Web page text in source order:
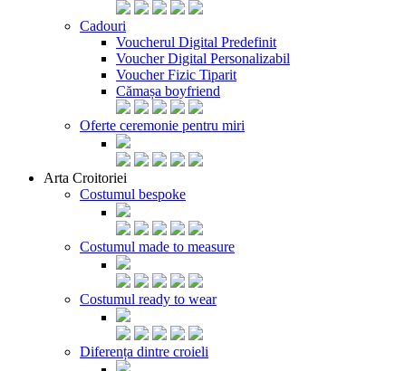
Cadouri
Voucherul Digital Predefinit
Voucher Digital Personalizabil
Voucher Fizic Tiparit
Cămașa boyfriend
Oferte ceremonie pentru miri
Arta Croitoriei
Costumul bespoke
Costumul made to measure
Costumul ready to wear
Diferența dintre croieli